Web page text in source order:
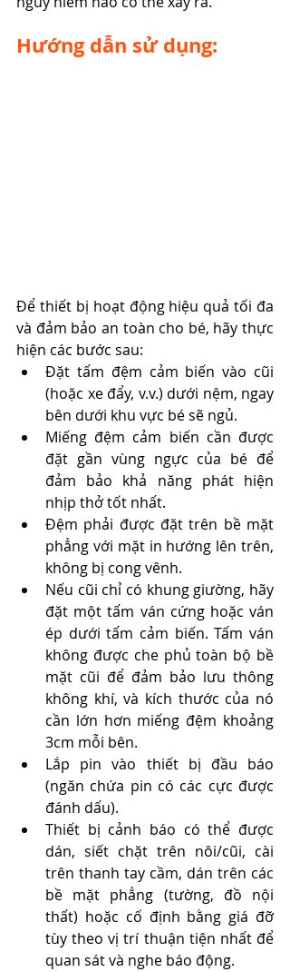
Hướng dẫn sử dụng:
Để thiết bị hoạt động hiệu quả tối đa
và đảm bảo an toàn cho bé, hãy thực
hiện các bước sau:
Đặt tấm đệm cảm biến vào cũi
(hoặc xe đẩy, v.v.) dưới nệm, ngay
bên dưới khu vực bé sẽ ngủ.
Miếng đệm cảm biến cần được
đặt gần vùng ngực của bé để
đảm bảo khả năng phát hiện
nhịp thở tốt nhất.
Đệm phải được đặt trên bề mặt
phẳng với mặt in hướng lên trên,
không bị cong vênh.
Nếu cũi chỉ có khung giường, hãy
đặt một tấm ván cứng hoặc ván
ép dưới tấm cảm biến. Tấm ván
không được che phủ toàn bộ bề
mặt cũi để đảm bảo lưu thông
không khí, và kích thước của nó
cần lớn hơn miếng đệm khoảng
3cm mỗi bên.
Lắp pin vào thiết bị đầu báo
(ngăn chứa pin có các cực được
đánh dấu).
Thiết bị cảnh báo có thể được
dán, siết chặt trên nôi/cũi, cài
trên thanh tay cầm, dán trên các
bề mặt phẳng (tường, đồ nội
thất) hoặc cố định bằng giá đỡ
tùy theo vị trí thuận tiện nhất để
quan sát và nghe báo động.